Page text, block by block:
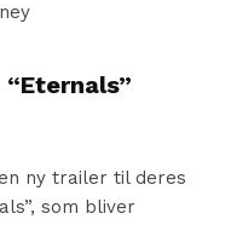
ny trailer til deres
som bliver